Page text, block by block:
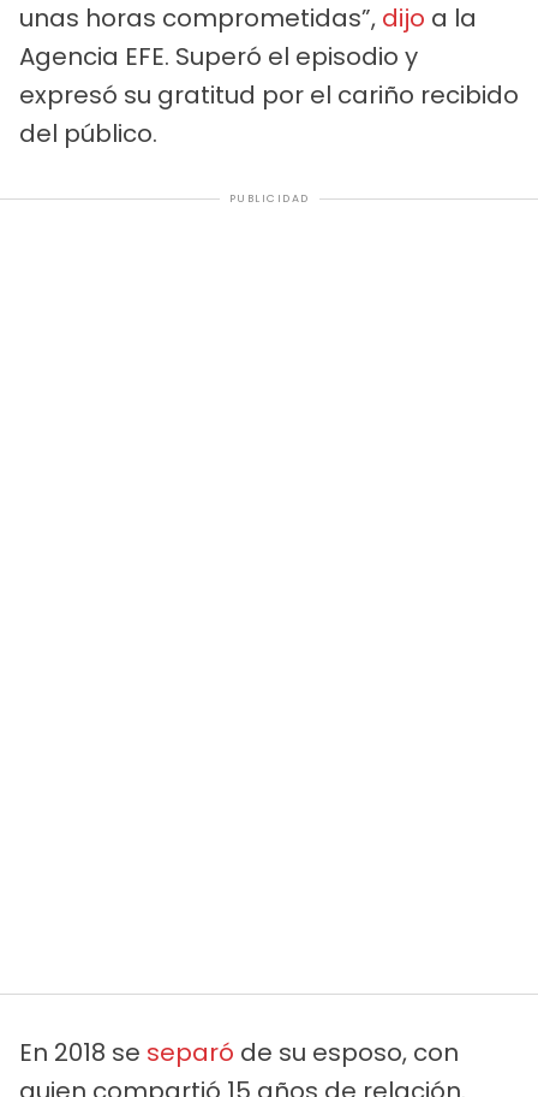
unas horas comprometidas”, dijo a la
Agencia EFE. Superó el episodio y
expresó su gratitud por el cariño recibido
del público.
PUBLICIDAD
En 2018 se separó de su esposo, con